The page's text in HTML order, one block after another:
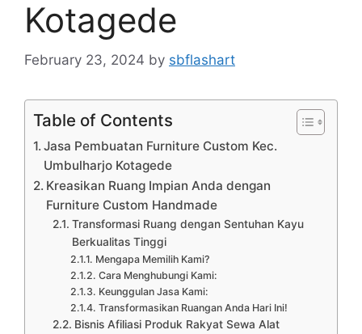
Kotagede
February 23, 2024 by sbflashart
Table of Contents
Jasa Pembuatan Furniture Custom Kec.
Umbulharjo Kotagede
Kreasikan Ruang Impian Anda dengan
Furniture Custom Handmade
Transformasi Ruang dengan Sentuhan Kayu
Berkualitas Tinggi
Mengapa Memilih Kami?
Cara Menghubungi Kami:
Keunggulan Jasa Kami:
Transformasikan Ruangan Anda Hari Ini!
Bisnis Afiliasi Produk Rakyat Sewa Alat